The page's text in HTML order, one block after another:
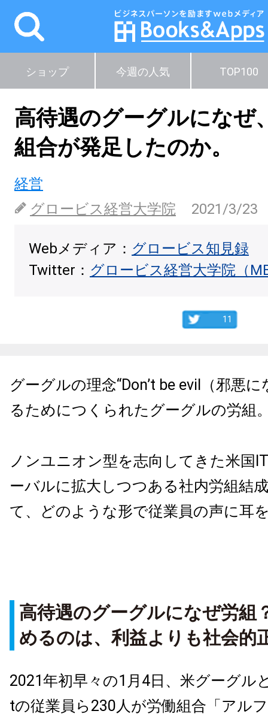
ショップ 今週の人気 TOP100
高待遇のグーグルになぜ
組合が発足したのか。
経営
グロービス経営大学院
2021/3/23
Webメディア： グロービス知見録
Twitter： グロービス経営大学院（
11
グーグルの理念“Don’t be evil（邪悪
るためにつくられたグーグルの労組
ノンユニオン型を志向してきた米国
ーバルに拡大しつつある社内労組結
て、どのような形で従業員の声に耳
高待遇のグーグルになぜ労組
めるのは、利益よりも社会的
2021年初早々の1月4日、米グーグル
tの従業員ら230人が労働組合「アル